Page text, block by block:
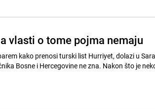
vlasti o tome pojma nemaju
kako prenosi turski list Hurriyet, dolazi u
Bosne i Hercegovine ne zna. Nakon što je